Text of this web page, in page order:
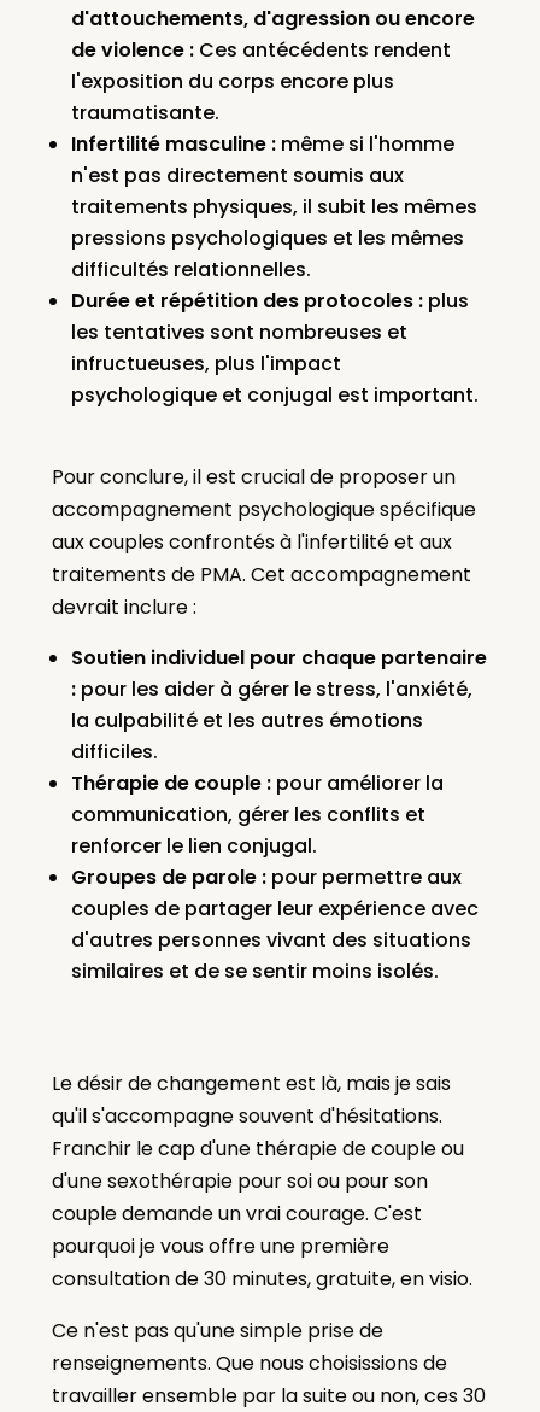
d'attouchements, d'agression ou encore
de violence :Ces antécédents rendent
l'exposition du corps encore plus
traumatisante.
Infertilité masculine :même si l'homme
n'est pas directement soumis aux
traitements physiques, il subit les mêmes
pressions psychologiques et les mêmes
difficultés relationnelles.
Durée et répétition des protocoles :plus
les tentatives sont nombreuses et
infructueuses, plus l'impact
psychologique et conjugal est important.
Pour conclure, il est crucial de proposer un
accompagnement psychologique spécifique
aux couples confrontés à l'infertilité et aux
traitements de PMA. Cet accompagnement
devrait inclure :
Soutien individuel pour chaque partenaire
:pour les aider à gérer le stress, l'anxiété,
la culpabilité et les autres émotions
difficiles.
Thérapie de couple :pour améliorer la
communication, gérer les conflits et
renforcer le lien conjugal.
Groupes de parole :pour permettre aux
couples de partager leur expérience avec
d'autres personnes vivant des situations
similaires et de se sentir moins isolés.
Le désir de changement est là, mais je sais
qu'il s'accompagne souvent d'hésitations.
Franchir le cap d'une thérapie de couple ou
d'une sexothérapie pour soi ou pour son
couple demande un vrai courage. C'est
pourquoi je vous offre une première
consultation de 30 minutes, gratuite, en visio.
Ce n'est pas qu'une simple prise de
renseignements. Que nous choisissions de
travailler ensemble par la suite ou non, ces 30